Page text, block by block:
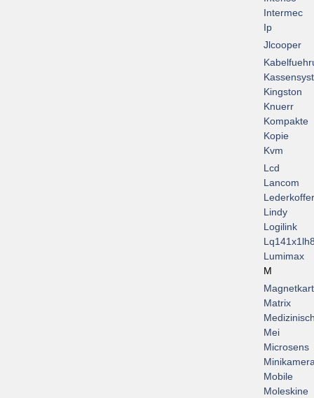
Intermec
Ip
Jlcooper
Kingston
Knuerr
Kompakte
Kopie
Kvm
Lcd
Lancom
Lederkoffer
Lindy
Logilink
Lumimax
M
Matrix
Mei
Microsens
Mobile
Moleskine